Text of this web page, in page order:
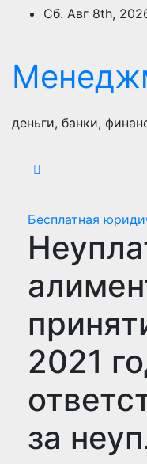
ПерейтиСб. Авг 8th,
деньги, банки,
Бесплатная
2021
за